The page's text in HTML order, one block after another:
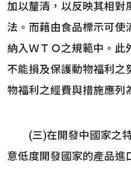
加以釐清，以反映其相對
法。而藉由食品標示可使
納入ＷＴＯ之規範中。此
不能損及保護動物福利之
物福利之經費與措施應列
(三)在開發中國家之特
意低度開發國家的產品進